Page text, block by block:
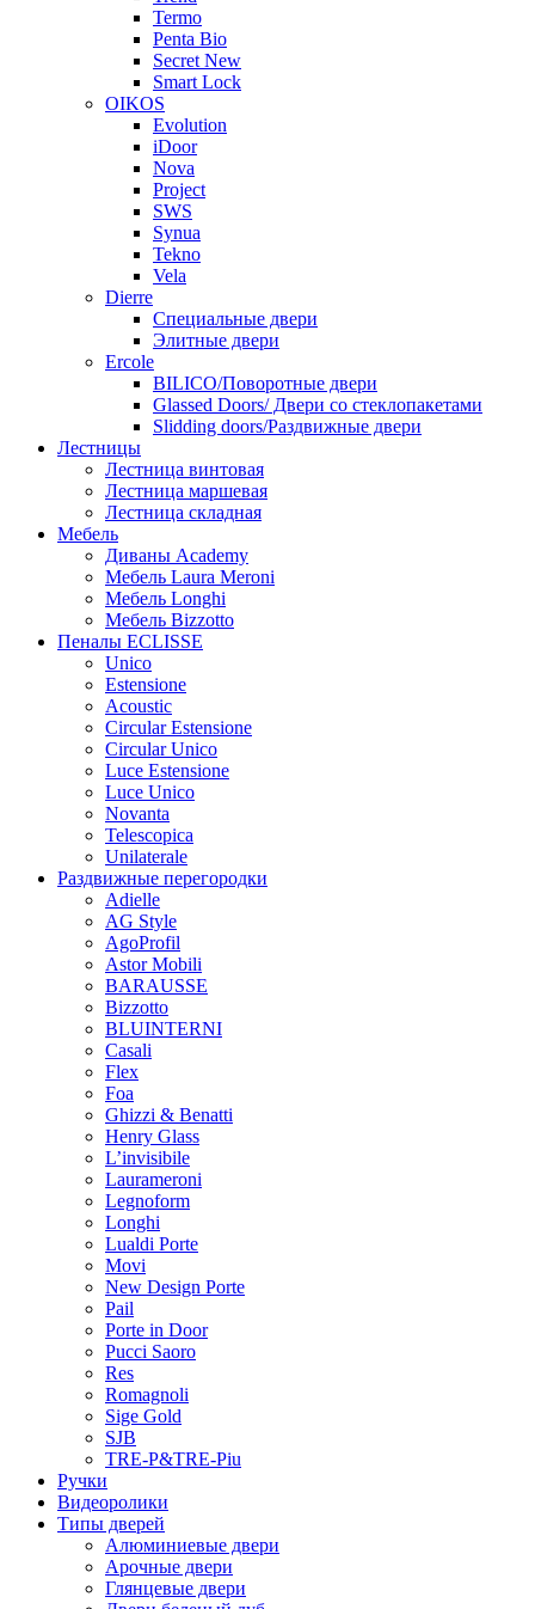
Termo
Penta Bio
Secret New
Smart Lock
OIKOS
Evolution
iDoor
Nova
Project
SWS
Synua
Tekno
Vela
Dierre
Специальные двери
Элитные двери
Ercole
BILICO/Поворотные двери
Glassed Doors/ Двери со стеклопакетами
Slidding doors/Раздвижные двери
Лестницы
Лестница винтовая
Лестница маршевая
Лестница складная
Мебель
Диваны Academy
Мебель Laura Meroni
Мебель Longhi
Мебель Bizzotto
Пеналы ECLISSE
Unico
Estensione
Acoustic
Circular Estensione
Circular Unico
Luce Estensione
Luce Unico
Novanta
Telescopica
Unilaterale
Раздвижные перегородки
Adielle
AG Style
AgoProfil
Astor Mobili
BARAUSSE
Bizzotto
BLUINTERNI
Casali
Flex
Foa
Ghizzi & Benatti
Henry Glass
L’invisibile
Laurameroni
Legnoform
Longhi
Lualdi Porte
Movi
New Design Porte
Pail
Porte in Door
Pucci Saoro
Res
Romagnoli
Sige Gold
SJB
TRE-P&TRE-Piu
Ручки
Видеоролики
Типы дверей
Алюминиевые двери
Арочные двери
Глянцевые двери